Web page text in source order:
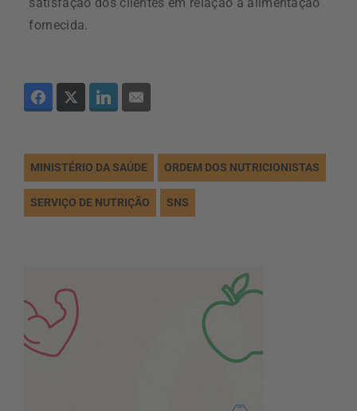
satisfação dos clientes em relação à alimentação
fornecida.
MINISTÉRIO DA SAÚDE ORDEM DOS NUTRICIONISTAS
SERVIÇO DE NUTRIÇÃO SNS